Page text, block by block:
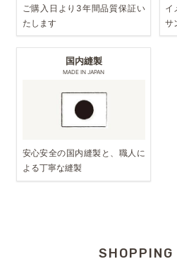
ご購入日より3年間品質保証い
たします
イ
サ
国内縫製
MADE IN JAPAN
安心安全の国内縫製と、職人に
よる丁寧な縫製
SHOPPING